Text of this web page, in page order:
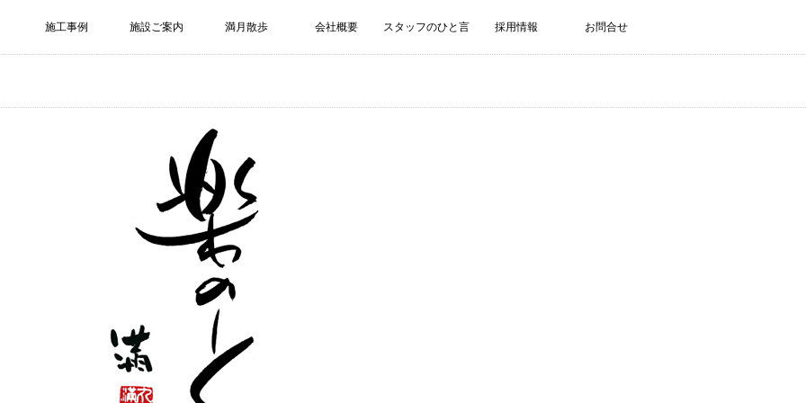
施工事例 施設ご案内 満月散歩 会社概要 スタッフのひと言 採用情報 お問合せ